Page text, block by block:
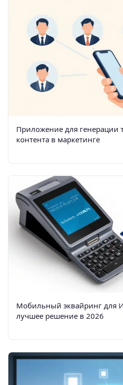
Приложение для генерации
контента в маркетинге
Мобильный эквайринг для
лучшее решение в 2026